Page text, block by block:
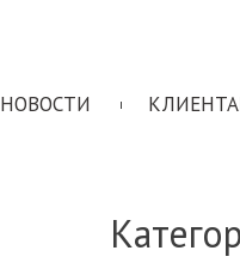
НОВОСТИ